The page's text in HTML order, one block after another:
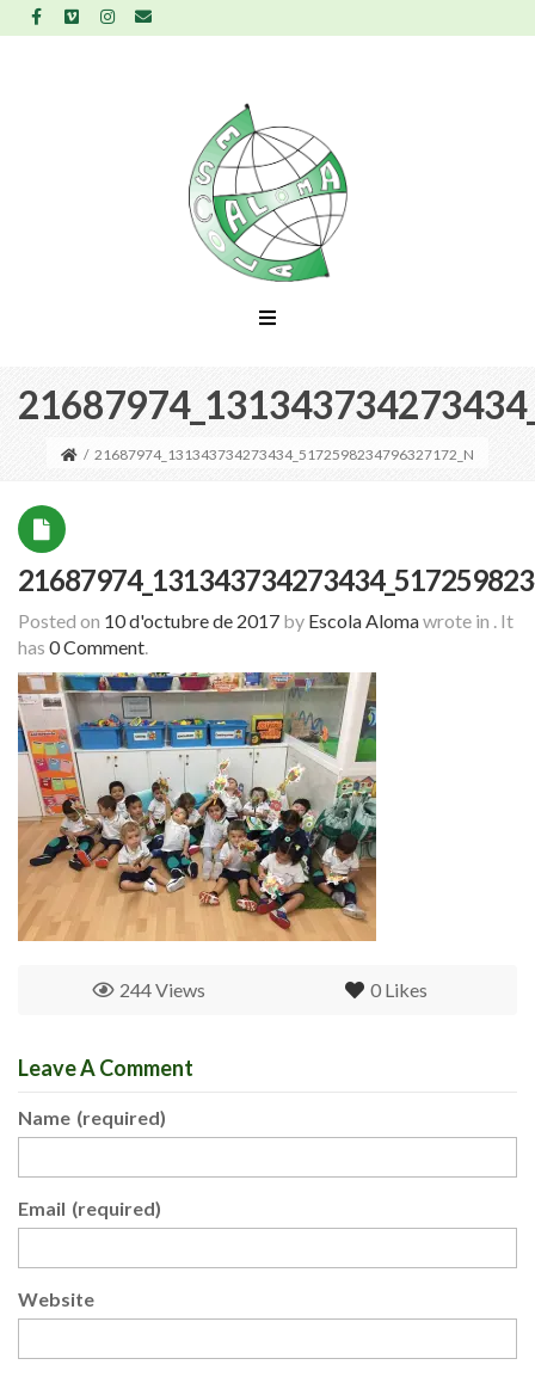
/ 21687974_131343734273434_5172598234796327172_N
Posted on 10 d'octubre de 2017 by Escola Alomawrote in . It
has 0 Comment.
0 Likes
244 Views
Leave A Comment
Name (required)
Email (required)
Website